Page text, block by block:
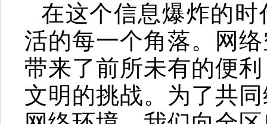
在这个信息爆炸的
活的每一个角落。网
带来了前所未有的便
文明的挑战。为了共